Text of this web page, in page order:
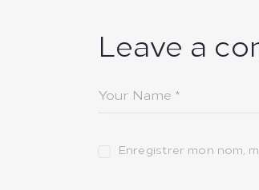
Leave a
Enregistrer mon nom,